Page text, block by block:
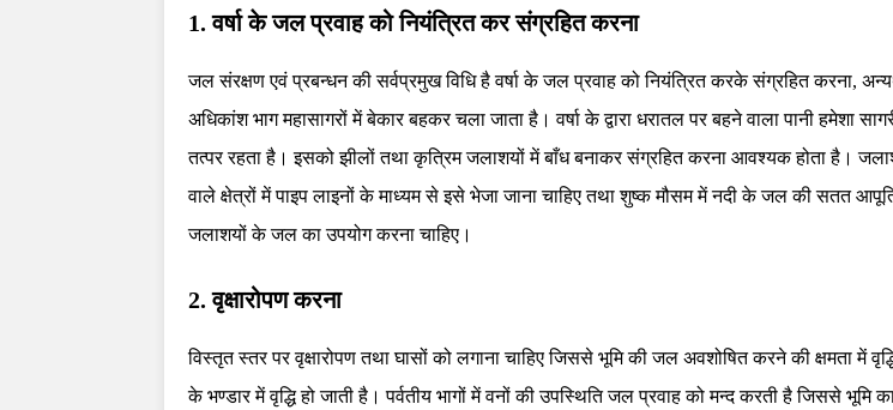
1. वर्षा के जल प्रवाह को नियंत्रित कर संग्रहित करना
जल संरक्षण एवं प्रबन्धन की सर्वप्रमुख विधि है वर्षा के जल प्रवाह को नियंत्रित करके संग्रहित करना,
अधिकांश भाग महासागरों में बेकार बहकर चला जाता है। वर्षा के द्वारा धरातल पर बहने वाला पानी हमेशा
तत्पर रहता है। इसको झीलों तथा कृत्रिम जलाशयों में बाँध बनाकर संग्रहित करना आवश्यक होता है।
वाले क्षेत्रों में पाइप लाइनों के माध्यम से इसे भेजा जाना चाहिए तथा शुष्क मौसम में नदी के जल की सतत
जलाशयों के जल का उपयोग करना चाहिए।
2. वृक्षारोपण करना
विस्तृत स्तर पर वृक्षारोपण तथा घासों को लगाना चाहिए जिससे भूमि की जल अवशोषित करने की क्षमता में
के भण्डार में वृद्धि हो जाती है। पर्वतीय भागों में वनों की उपस्थिति जल प्रवाह को मन्द करती है जिससे भूमि